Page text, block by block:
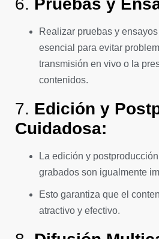
6. Pruebas y
Realizar pruebas y
esencial para evitar
transmisión en vivo o la
contenidos.
7. Edición y
Cuidadosa:
La edición y
grabados son igualmente
Esto garantiza que el
atractivo y efectivo.